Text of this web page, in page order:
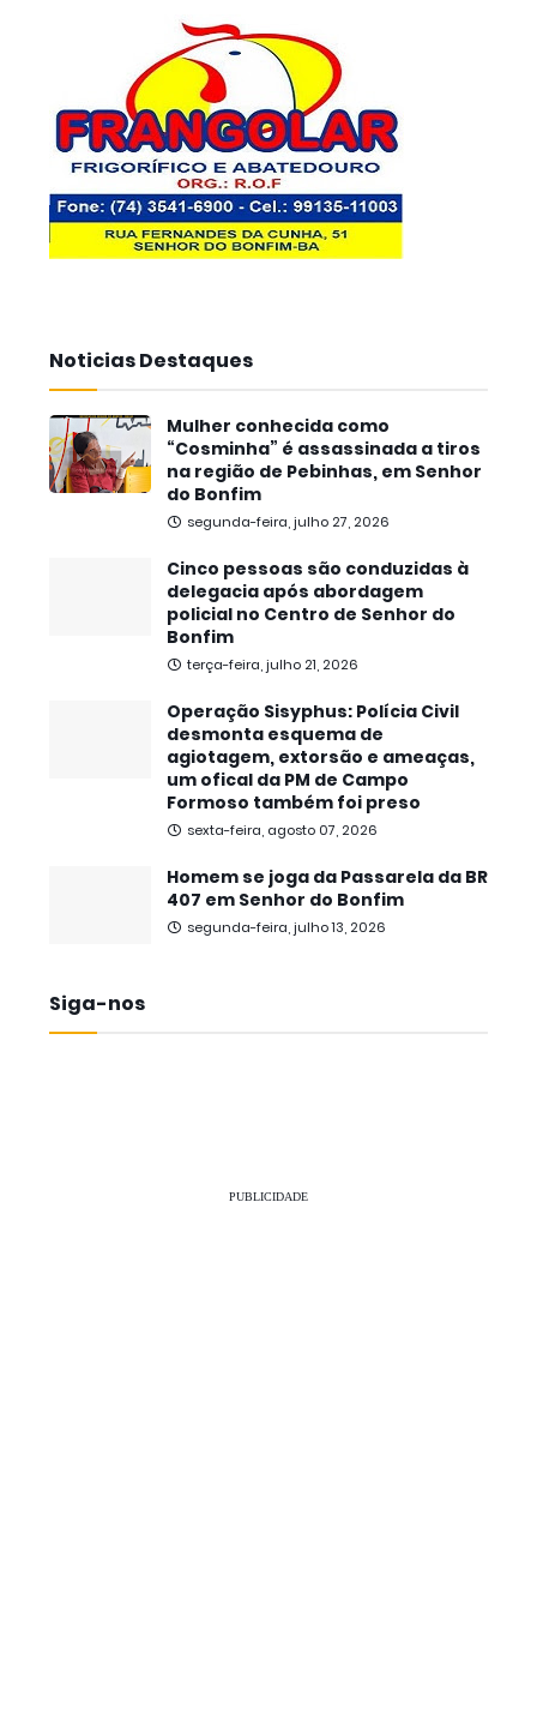
Noticias Destaques
Mulher conhecida como
“Cosminha” é assassinada a tiros
na região de Pebinhas, em Senhor
do Bonfim
segunda-feira, julho 27, 2026
Cinco pessoas são conduzidas à
delegacia após abordagem
policial no Centro de Senhor do
Bonfim
terça-feira, julho 21, 2026
Operação Sisyphus: Polícia Civil
desmonta esquema de
agiotagem, extorsão e ameaças,
um ofical da PM de Campo
Formoso também foi preso
sexta-feira, agosto 07, 2026
Homem se joga da Passarela da BR
407 em Senhor do Bonfim
segunda-feira, julho 13, 2026
Siga-nos
PUBLICIDADE